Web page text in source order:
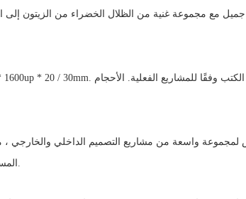
مع مجموعة غنية من الظلال الخضراء من الزيتون إلى
واسعة من مشاريع التصميم الداخلي والخارجي ، مثل